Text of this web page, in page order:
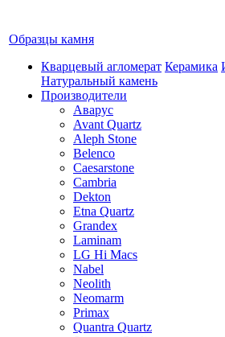
Образцы камня
Кварцевый агломерат Керамика
Натуральный камень
Производители
Аварус
Avant Quartz
Aleph Stone
Belenco
Caesarstone
Cambria
Dekton
Etna Quartz
Grandex
Laminam
LG Hi Macs
Nabel
Neolith
Neomarm
Primax
Quantra Quartz